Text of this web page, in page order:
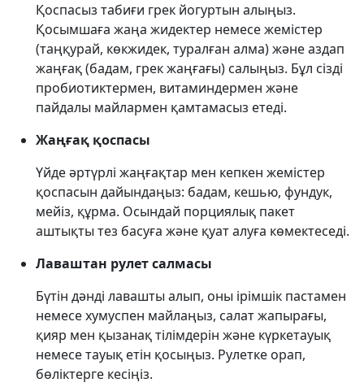
Қоспасыз табиғи грек йогуртын алыңыз.
Қосымшаға жаңа жидектер немесе жемістер
(таңқурай, көкжидек, туралған алма) және аздап
жаңғақ (бадам, грек жаңғағы) салыңыз. Бұл сізді
пробиотиктермен, витаминдермен және
пайдалы майлармен қамтамасыз етеді.
Жаңғақ қоспасы
Үйде әртүрлі жаңғақтар мен кепкен жемістер
қоспасын дайындаңыз: бадам, кешью, фундук,
мейіз, құрма. Осындай порциялық пакет
аштықты тез басуға және қуат алуға көмектеседі.
Лаваштан рулет салмасы
Бүтін дәнді лавашты алып, оны ірімшік пастамен
немесе хумуспен майлаңыз, салат жапырағы,
қияр мен қызанақ тілімдерін және күркетауық
немесе тауық етін қосыңыз. Рулетке орап,
бөліктерге кесіңіз.